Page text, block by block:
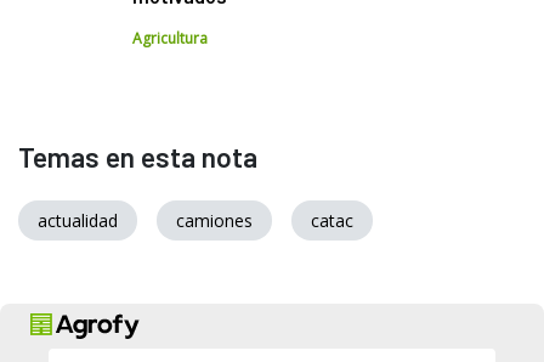
Agricultura
Temas en esta nota
actualidad camiones catac